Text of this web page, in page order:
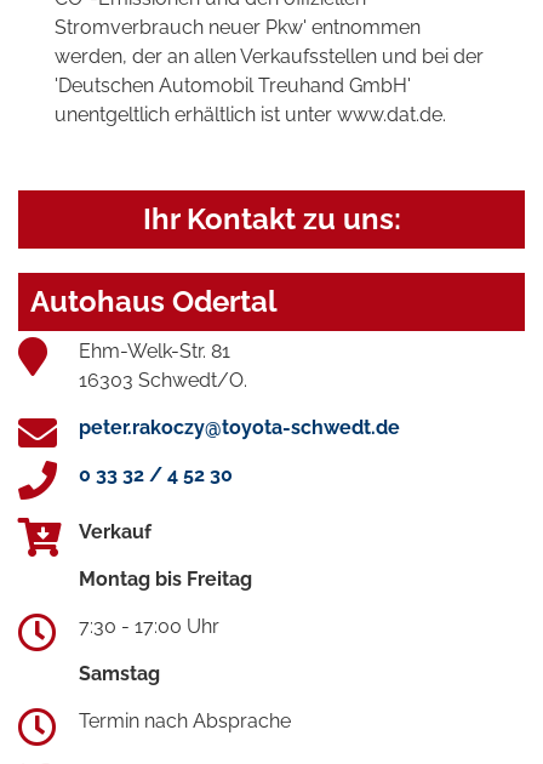
Stromverbrauch neuer Pkw' entnommen
werden, der an allen Verkaufsstellen und bei der
'Deutschen Automobil Treuhand GmbH'
unentgeltlich erhältlich ist unter www.dat.de.
Ihr Kontakt zu uns:
Autohaus Odertal
Ehm-Welk-Str. 81
16303 Schwedt/O.
peter.rakoczy@toyota-schwedt.de
0 33 32 / 4 52 30
Verkauf
Montag bis Freitag
7:30 - 17:00 Uhr
Samstag
Termin nach Absprache